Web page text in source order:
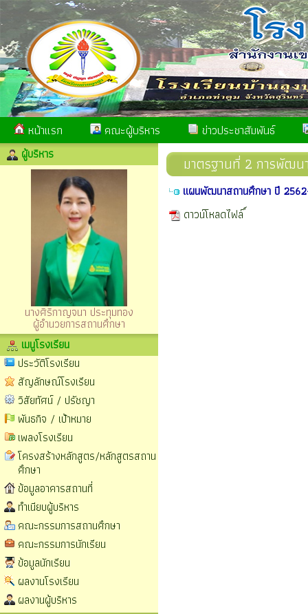
หน้าแรก คณะผู้บริหาร ข่าวประชาสัมพันธ์
ผู้บริหาร
นางศิริกาญจนา ประทุมทอง
ผู้อำนวยการสถานศึกษา
เมนูโรงเรียน
ประวัติโรงเรียน
สัญลักษณ์โรงเรียน
วิสัยทัศน์ / ปรัชญา
พันธกิจ / เป้าหมาย
เพลงโรงเรียน
โครงสร้างหลักสูตร/หลักสูตรสถาน
ศึกษา
ข้อมูลอาคารสถานที่
ทำเนียบผู้บริหาร
คณะกรรมการสถานศึกษา
คณะกรรมการนักเรียน
ข้อมูลนักเรียน
ผลงานโรงเรียน
ผลงานผู้บริหาร
มาตรฐานที่ 2 การพัฒ
แผนพัฒนาสถานศึกษา ปี
ดาวน์โหลดไฟล์